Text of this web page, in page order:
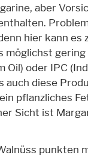
aber
hier kann es
Oil) oder IPC
auch diese
pflanzliches
Sicht ist
punkten